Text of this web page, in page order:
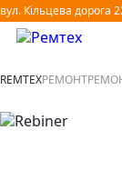
вул. Кільцева дорога
відкрити або
REMTEXРЕМОНТ